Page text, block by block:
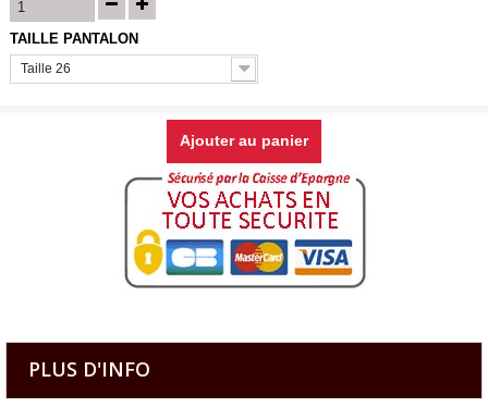
TAILLE PANTALON
Taille 26
Ajouter au panier
PLUS D'INFO